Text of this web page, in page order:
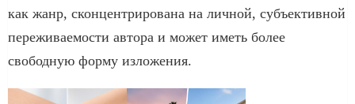
как жанр, сконцентрирована на личной, субъективной
переживаемости автора и может иметь более
свободную форму изложения.